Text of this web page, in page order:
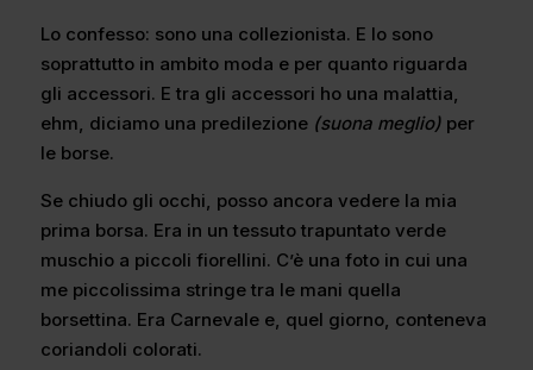
Lo confesso: sono una collezionista. E lo sono
soprattutto in ambito moda e per quanto riguarda
gli accessori. E tra gli accessori ho una malattia,
ehm, diciamo una predilezione (suona meglio)per
le borse.
Se chiudo gli occhi, posso ancora vedere la mia
prima borsa. Era in un tessuto trapuntato verde
muschio a piccoli fiorellini. C’è una foto in cui una
me piccolissima stringe tra le mani quella
borsettina. Era Carnevale e, quel giorno, conteneva
coriandoli colorati.